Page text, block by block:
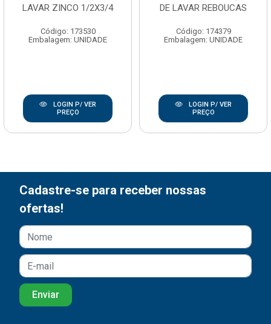
LAVAR ZINCO 1/2X3/4
Código: 173530
Embalagem: UNIDADE
LOGIN P/ VER
PREÇO
DE LAVAR REBOUCAS
Código: 174379
Embalagem: UNIDADE
LOGIN P/ VER
PREÇO
Cadastre-se para receber nossas
ofertas!